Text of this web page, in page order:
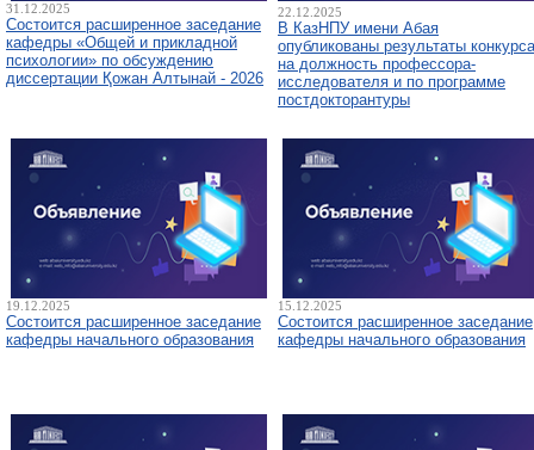
31.12.2025
Состоится расширенное заседание
кафедры «Общей и прикладной
психологии» по обсуждению
диссертации Қожан Алтынай - 2026
22.12.2025
В КазНПУ имени Абая
опубликованы результаты конкурса
на должность профессора-
исследователя и по программе
постдокторантуры
19.12.2025
Состоится расширенное заседание
кафедры начального образования
15.12.2025
Состоится расширенное заседание
кафедры начального образования